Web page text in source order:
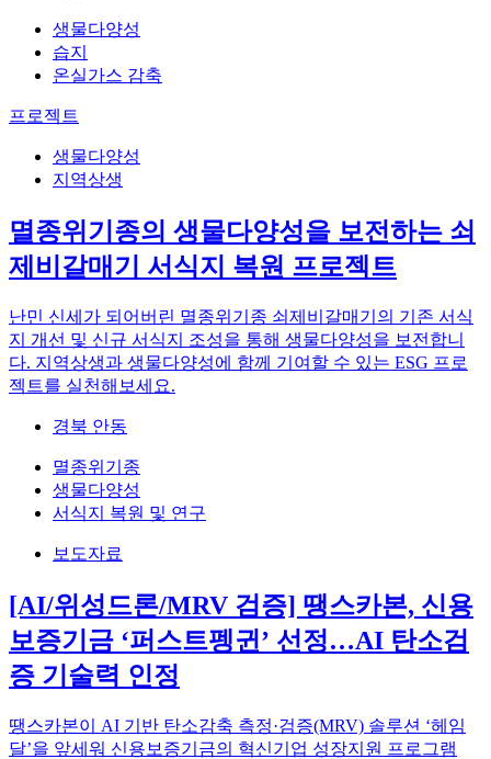
생물다양성
습지
온실가스 감축
프로젝트
생물다양성
지역상생
멸종위기종의 생물다양성을 보전하는 쇠
제비갈매기 서식지 복원 프로젝트
난민 신세가 되어버린 멸종위기종 쇠제비갈매기의 기존 서식
지 개선 및 신규 서식지 조성을 통해 생물다양성을 보전합니
다. 지역상생과 생물다양성에 함께 기여할 수 있는 ESG 프로
젝트를 실천해보세요.
경북 안동
멸종위기종
생물다양성
서식지 복원 및 연구
보도자료
[AI/위성드론/MRV 검증] 땡스카본, 신용
보증기금 ‘퍼스트펭귄’ 선정…AI 탄소검
증 기술력 인정
땡스카본이 AI 기반 탄소감축 측정·검증(MRV) 솔루션 ‘헤임
달’을 앞세워 신용보증기금의 혁신기업 성장지원 프로그램